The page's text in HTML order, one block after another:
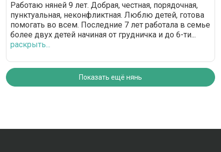
Работаю няней 9 лет. Добрая, честная, порядочная,
пунктуальная, неконфликтная. Люблю детей, готова
помогать во всем. Последние 7 лет работала в семье
более двух детей начиная от грудничка и до 6-ти...
раскрыть...
Показать ещё нянь